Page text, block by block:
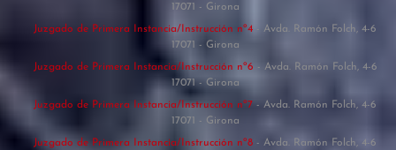
17071 - Girona
Juzgado de Primera Instancia/Instrucción nº4 - Avda. Ramón Folch, 4-6
17071 - Girona
Juzgado de Primera Instancia/Instrucción nº6 - Avda. Ramón Folch, 4-6
17071 - Girona
Juzgado de Primera Instancia/Instrucción nº7 - Avda. Ramón Folch, 4-6
17071 - Girona
Juzgado de Primera Instancia/Instrucción nº8 - Avda. Ramón Folch, 4-6